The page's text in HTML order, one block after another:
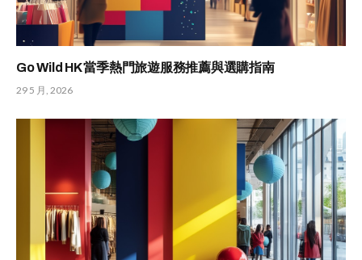
Go Wild HK 當季熱門旅遊服務推薦與選購指南
29 5 月, 2026